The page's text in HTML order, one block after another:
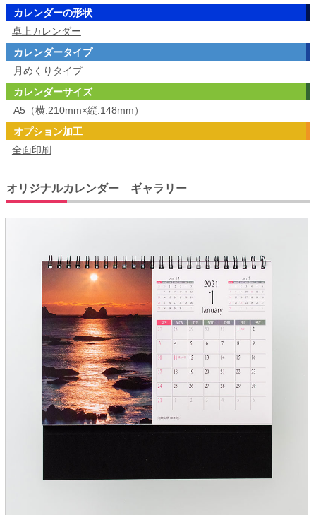
カレンダーの形状
卓上カレンダー
カレンダータイプ
月めくりタイプ
カレンダーサイズ
A5（横:210mm×縦:148mm）
オプション加工
全面印刷
オリジナルカレンダー ギャラリー